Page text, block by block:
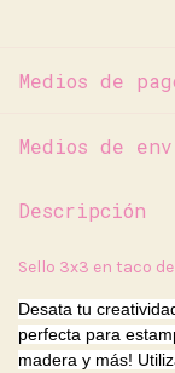
Medios de
Medios de
Descripción
Sello 3x3 en taco
Desata tu
perfecta para
madera y más!